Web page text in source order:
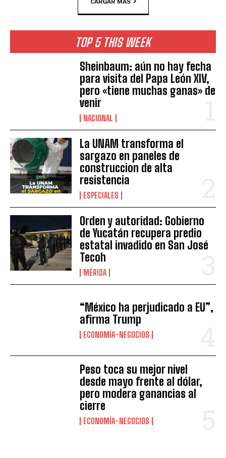
TOP 5 THIS WEEK
Sheinbaum: aún no hay fecha
para visita del Papa León XIV,
pero «tiene muchas ganas» de
venir
NACIONAL
La UNAM transforma el
sargazo en paneles de
construccion de alta
resistencia
ESPECIALES
Orden y autoridad: Gobierno
de Yucatán recupera predio
estatal invadido en San José
Tecoh
MÉRIDA
“México ha perjudicado a EU”,
afirma Trump
ECONOMÍA-NEGOCIOS
Peso toca su mejor nivel
desde mayo frente al dólar,
pero modera ganancias al
cierre
ECONOMÍA-NEGOCIOS